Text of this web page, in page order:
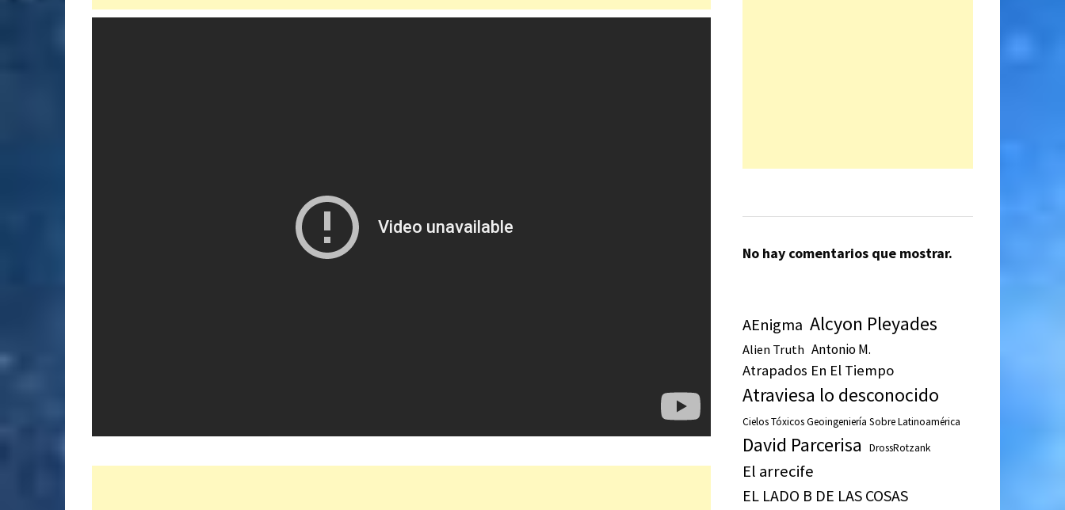
No hay comentarios que mostrar.
AEnigma Alcyon Pleyades
Alien Truth Antonio M.
Atrapados En El Tiempo
Atraviesa lo desconocido
Cielos Tóxicos Geoingeniería Sobre Latinoamérica
David Parcerisa DrossRotzank
El arrecife
EL LADO B DE LAS COSAS